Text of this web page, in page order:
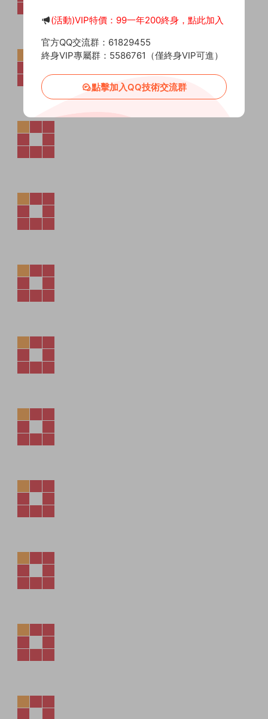
(活動)VIP特價：99一年200終身，點此加入
官方QQ交流群：61829455
終身VIP專屬群：5586761（僅終身VIP可進）
點擊加入QQ技術交流群